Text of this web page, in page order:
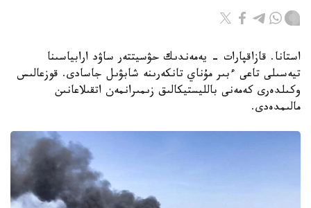
استانا. قازاقپارات - يەمەندىك حۋسيتتەر ساۋد ارابياسىنا
تيەسىلى تاعى ءبىر مۇناي تانكەرىنە شابۋىل جاسادى. قوزعالىس
وكىلدەرى كەمەنى بالليستيكالىق زىمىرانمەن اتقىلاعانىن
مالىمدەدى.